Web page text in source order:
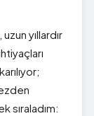
yıllardır
sıraladım: